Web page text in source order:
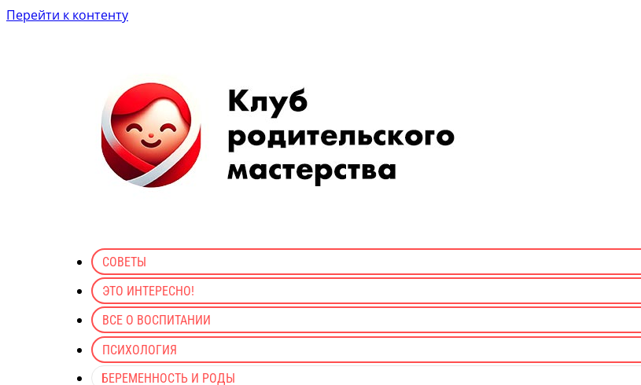
Перейти к контенту
СОВЕТЫ
ЭТО ИНТЕРЕСНО!
ВСЕ О ВОСПИТАНИИ
ПСИХОЛОГИЯ
БЕРЕМЕННОСТЬ И РОДЫ